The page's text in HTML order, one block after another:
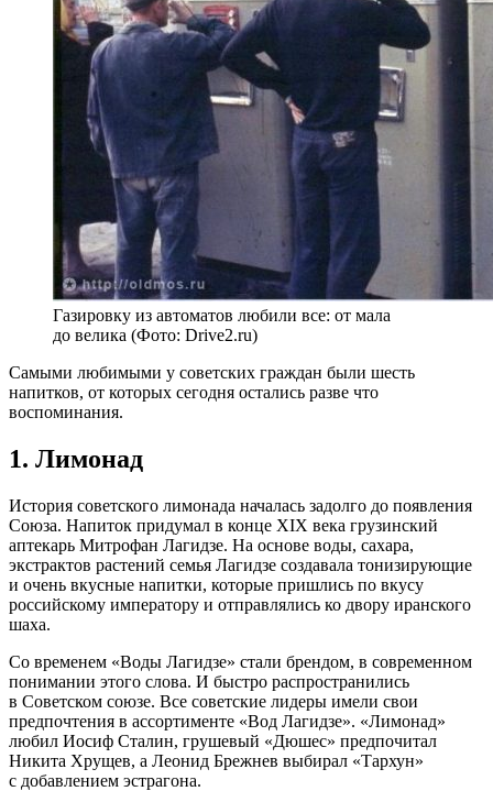
Газировку из автоматов любили все: от мала
до велика (Фото: Drive2.ru)
Самыми любимыми у советских граждан были шесть
напитков, от которых сегодня остались разве что
воспоминания.
1. Лимонад
История советского лимонада началась задолго до появления
Союза. Напиток придумал в конце XIX века грузинский
аптекарь Митрофан Лагидзе. На основе воды, сахара,
экстрактов растений семья Лагидзе создавала тонизирующие
и очень вкусные напитки, которые пришлись по вкусу
российскому императору и отправлялись ко двору иранского
шаха.
Со временем «Воды Лагидзе» стали брендом, в современном
понимании этого слова. И быстро распространились
в Советском союзе. Все советские лидеры имели свои
предпочтения в ассортименте «Вод Лагидзе». «Лимонад»
любил Иосиф Сталин, грушевый «Дюшес» предпочитал
Никита Хрущев, а Леонид Брежнев выбирал «Тархун»
с добавлением эстрагона.